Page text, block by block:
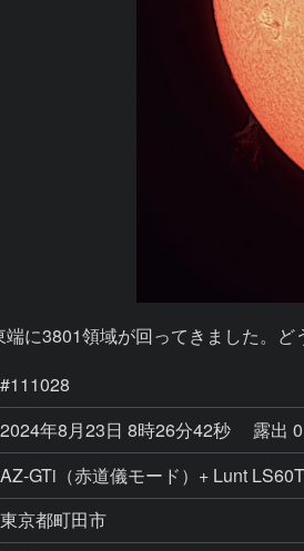
に3801領域が回ってきました。ど
#111028
2024年8月23日 8時26分42秒
露出
AZ-GTi（赤道儀モード）+ Lunt
東京都町田市